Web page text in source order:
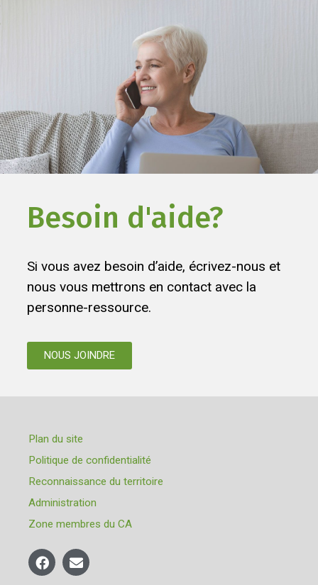
Besoin d'aide?
Si vous avez besoin d’aide, écrivez-nous et
nous vous mettrons en contact avec la
personne-ressource.
NOUS JOINDRE
Plan du site
Politique de confidentialité
Reconnaissance du territoire
Administration
Zone membres du CA